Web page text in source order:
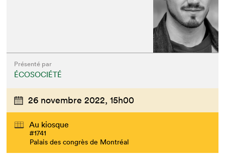
Que cherchez-vous?
Présenté par
ÉCOSOCIÉTÉ
26 novembre 2022, 15h00
Au kiosque
#1741
Palais des congrès de Montréal